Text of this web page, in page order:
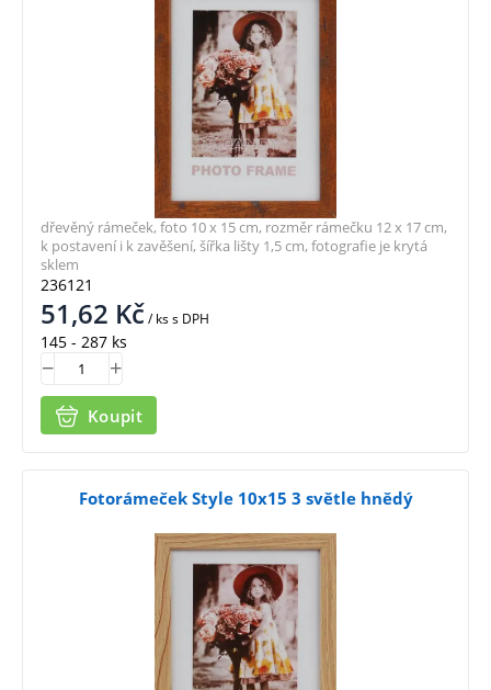
236121
51,62 Kč/ kss DPH
145 - 287 ks
Koupit
dřevěný rámeček, foto 10 x 15 cm, rozměr rámečku 12 x 17 cm,
k postavení i k zavěšení, šířka lišty 1,5 cm, fotografie je krytá
sklem
Fotorámeček Style 10x15 3 světle hnědý